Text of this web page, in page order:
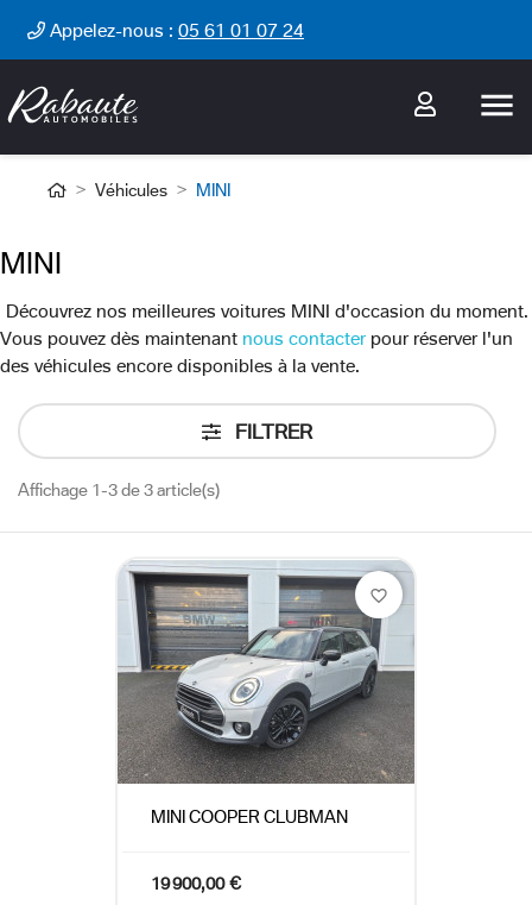
Appelez-nous : 05 61 01 07 24

Véhicules MINI
MINI
Découvrez nos meilleures voitures MINI d'occasion du moment.
Vous pouvez dès maintenant nous contacterpour réserver l'un
des véhicules encore disponibles à la vente.
FILTRER
Affichage 1-3 de 3 article(s)
MINI COOPER CLUBMAN
19 900,00 €
favorite_border